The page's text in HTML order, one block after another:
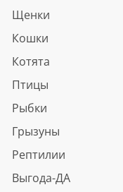
Щенки
Кошки
Котята
Птицы
Рыбки
Грызуны
Рептилии
Выгода-ДА